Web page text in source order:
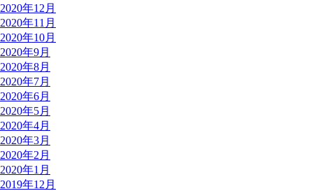
2020年12月
2020年11月
2020年10月
2020年9月
2020年8月
2020年7月
2020年6月
2020年5月
2020年4月
2020年3月
2020年2月
2020年1月
2019年12月